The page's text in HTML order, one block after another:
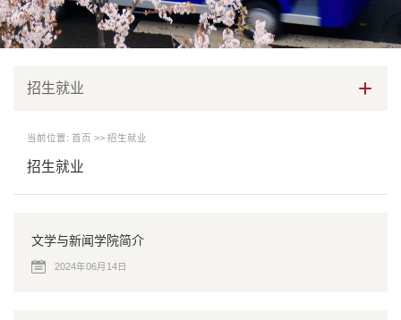
招生就业
当前位置: 首页 >> 招生就业
招生就业
文学与新闻学院简介
2024年06月14日